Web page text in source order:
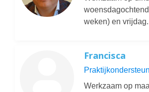
weken) en vrijdag.
Francisca
Werkzaam op